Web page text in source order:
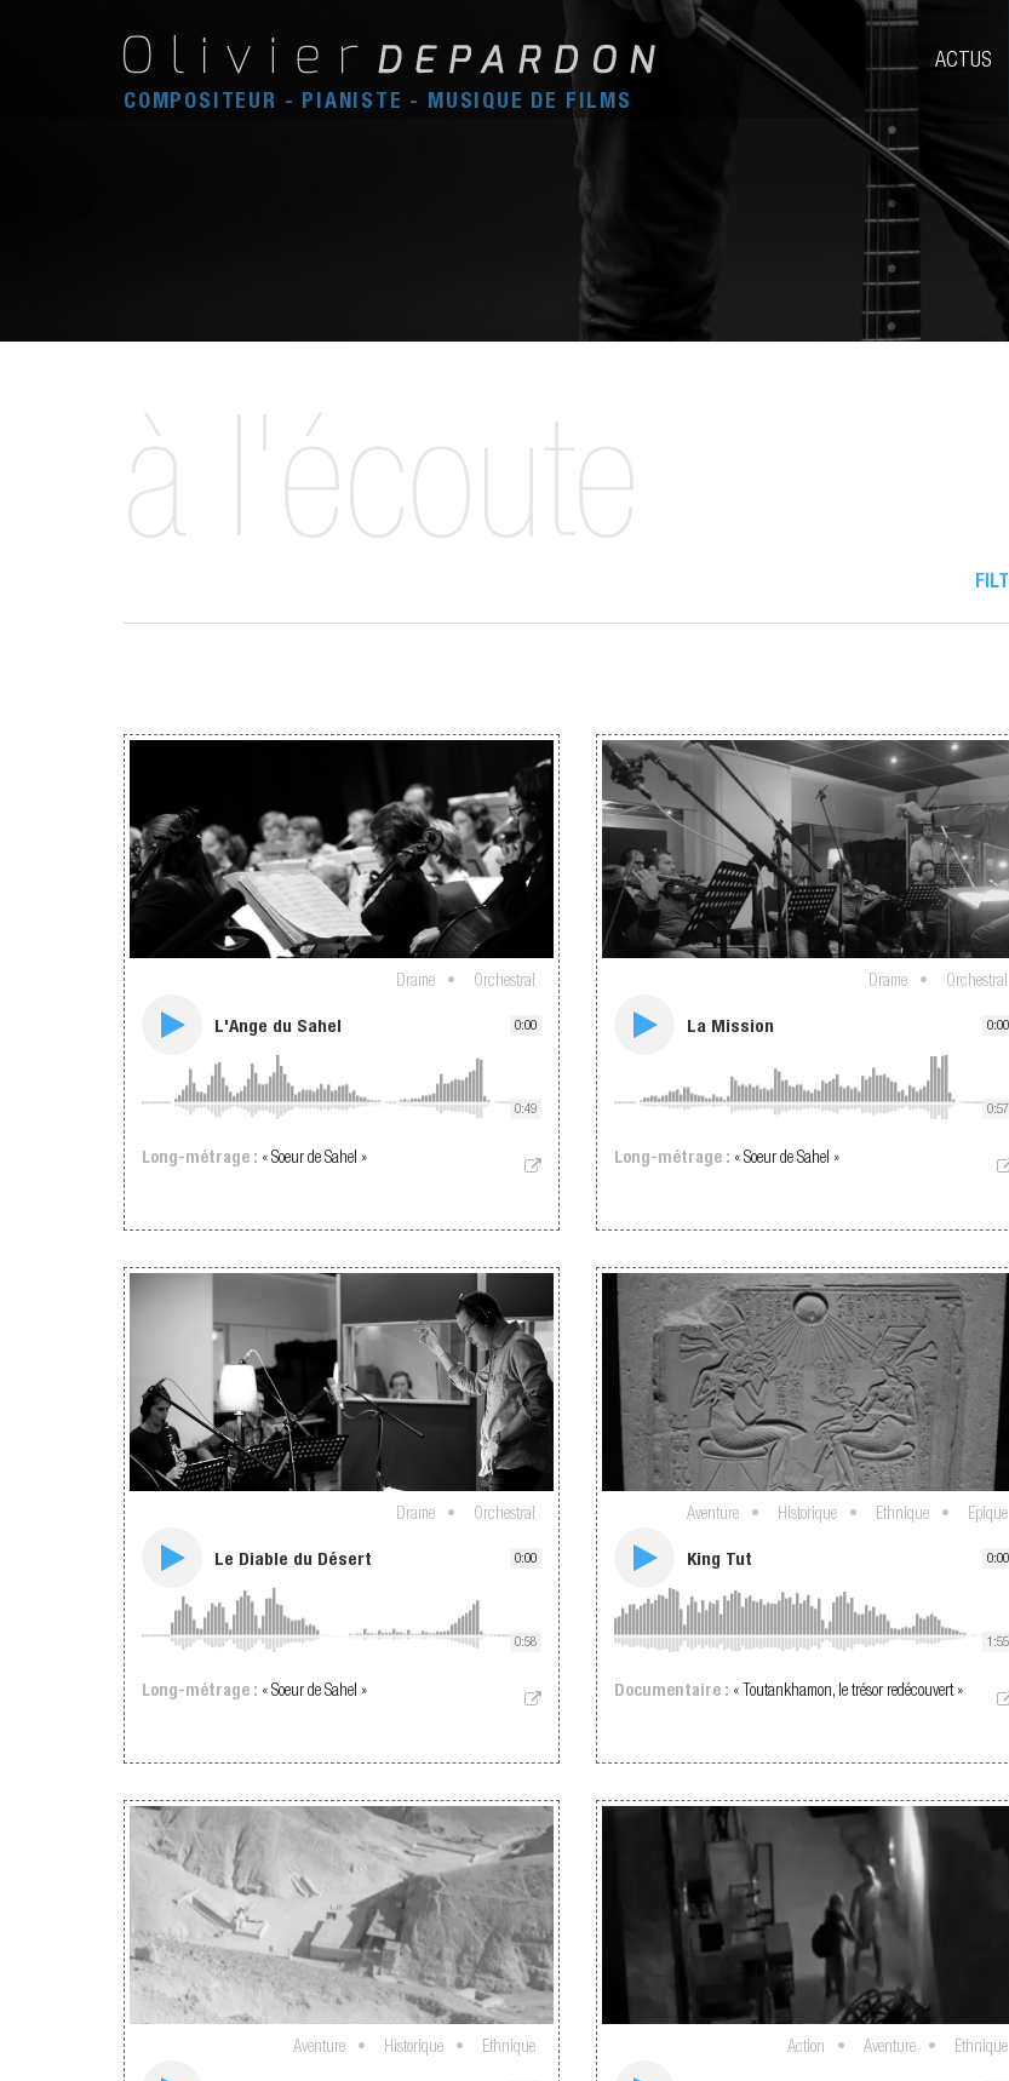
ACTUS
COMPOSITEUR - PIANISTE - MUSIQUE DE FILMS
à l'écoute
Drame Orchestral
0:00
L'Ange du Sahel
0:49
Long-métrage : « Soeur de Sahel »
Drame Orchestral
0:00
La Mission
0:57
Long-métrage : « Soeur de Sahel »
Drame Orchestral
0:00
Le Diable du Désert
0:58
Long-métrage : « Soeur de Sahel »
Aventure Historique Ethnique Epique
0:00
King Tut
1:55
Documentaire : « Toutankhamon, le trésor redécouvert »
Aventure Historique Ethnique Action Aventure Ethnique